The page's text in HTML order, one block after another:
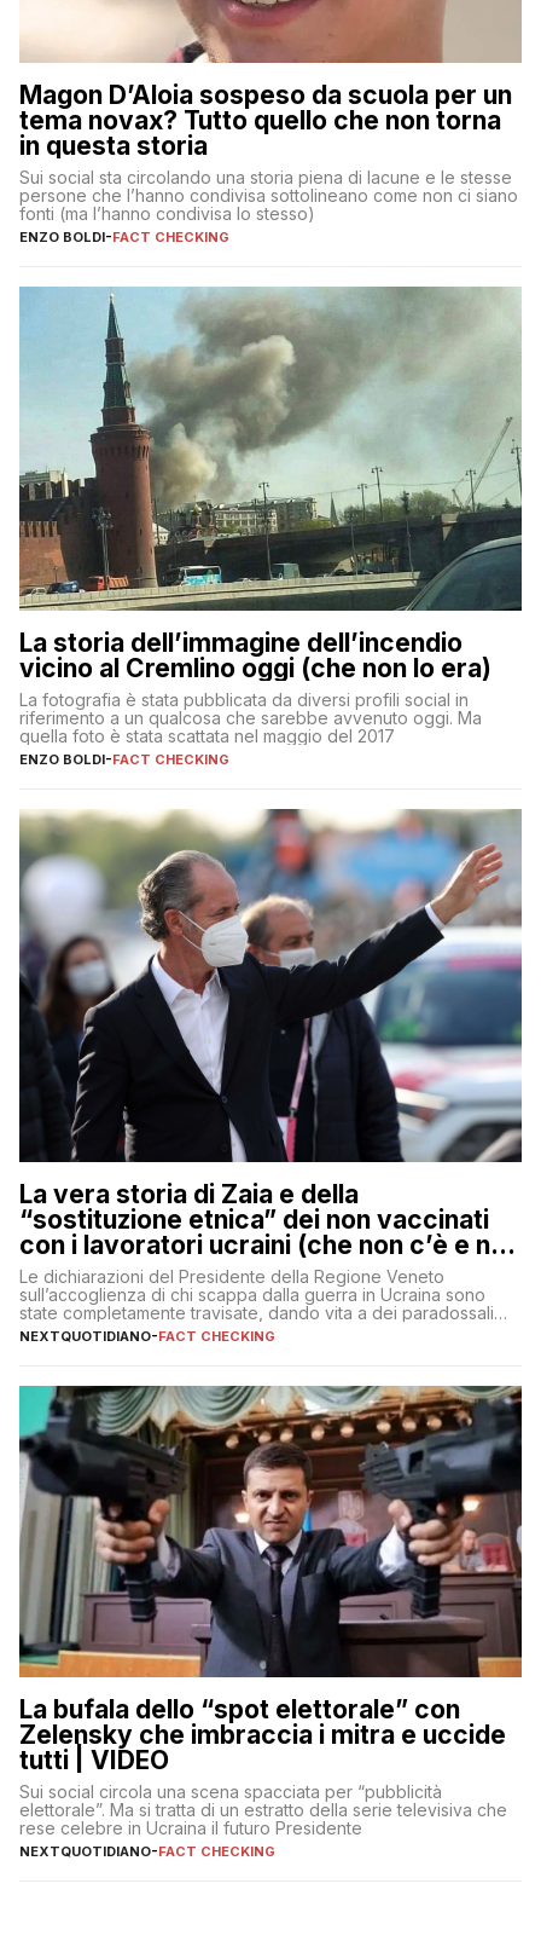
Magon D’Aloia sospeso da scuola per un
tema novax? Tutto quello che non torna
in questa storia
Sui social sta circolando una storia piena di lacune e le stesse
persone che l’hanno condivisa sottolineano come non ci siano
fonti (ma l’hanno condivisa lo stesso)
ENZO BOLDI-FACT CHECKING
La storia dell’immagine dell’incendio
vicino al Cremlino oggi (che non lo era)
La fotografia è stata pubblicata da diversi profili social in
riferimento a un qualcosa che sarebbe avvenuto oggi. Ma
quella foto è stata scattata nel maggio del 2017
ENZO BOLDI-FACT CHECKING
La vera storia di Zaia e della
“sostituzione etnica” dei non vaccinati
con i lavoratori ucraini (che non c’è e non
ci sarà)
Le dichiarazioni del Presidente della Regione Veneto
sull’accoglienza di chi scappa dalla guerra in Ucraina sono
state completamente travisate, dando vita a dei paradossali
falsi che girano sui social
NEXTQUOTIDIANO-FACT CHECKING
La bufala dello “spot elettorale” con
Zelensky che imbraccia i mitra e uccide
tutti | VIDEO
Sui social circola una scena spacciata per “pubblicità
elettorale”. Ma si tratta di un estratto della serie televisiva che
rese celebre in Ucraina il futuro Presidente
NEXTQUOTIDIANO-FACT CHECKING